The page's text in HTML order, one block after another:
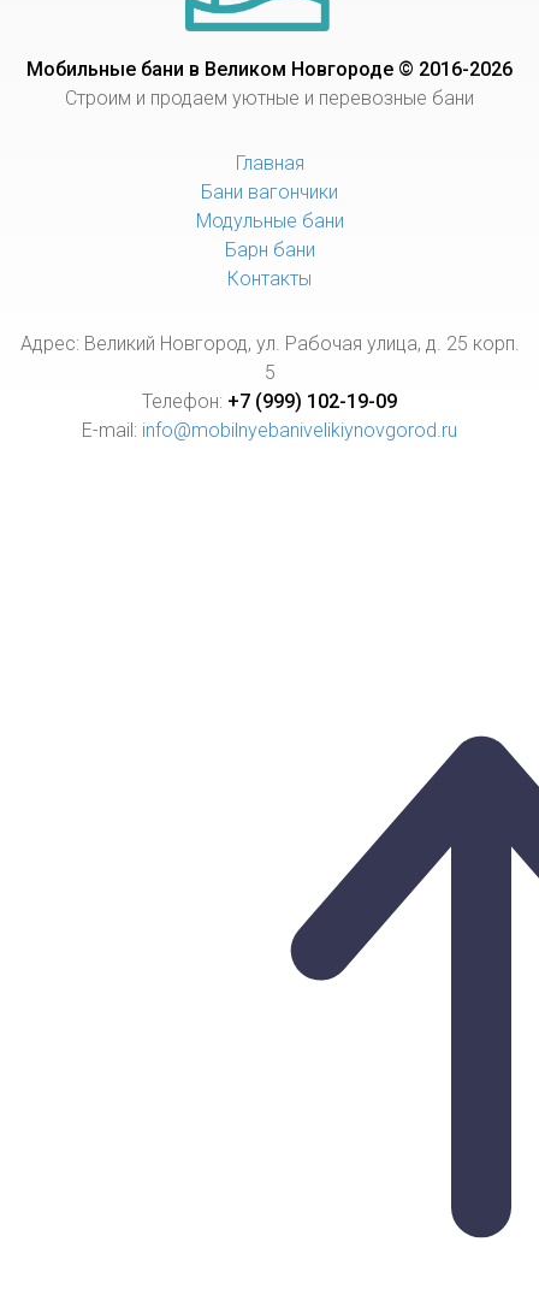
Мобильные бани в Великом Новгороде © 2016-2026
Строим и продаем уютные и перевозные бани
Главная
Бани вагончики
Модульные бани
Барн бани
Контакты
Адрес: Великий Новгород, ул. Рабочая улица, д. 25 корп.
5
Телефон: +7 (999) 102-19-09
E-mail: info@mobilnyebanivelikiynovgorod.ru